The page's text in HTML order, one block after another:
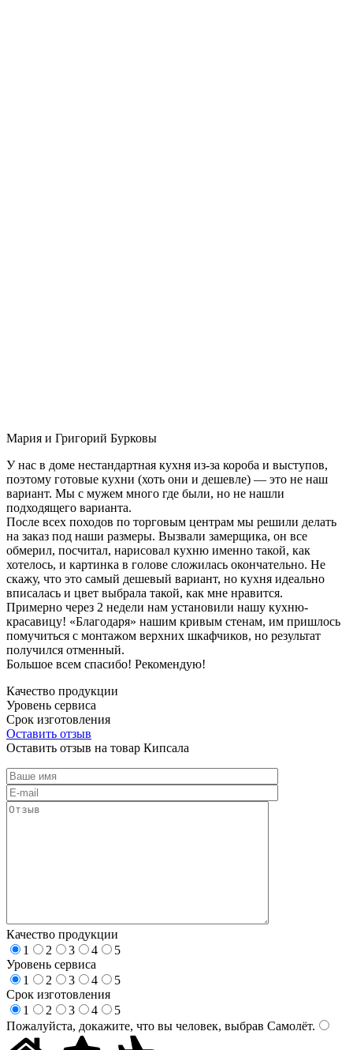
Мария и Григорий Бурковы
У нас в доме нестандартная кухня из-за короба и выступов,
поэтому готовые кухни (хоть они и дешевле) — это не наш
вариант. Мы с мужем много где были, но не нашли
подходящего варианта.
После всех походов по торговым центрам мы решили делать
на заказ под наши размеры. Вызвали замерщика, он все
обмерил, посчитал, нарисовал кухню именно такой, как
хотелось, и картинка в голове сложилась окончательно. Не
скажу, что это самый дешевый вариант, но кухня идеально
вписалась и цвет выбрала такой, как мне нравится.
Примерно через 2 недели нам установили нашу кухню-
красавицу! «Благодаря» нашим кривым стенам, им пришлось
помучиться с монтажом верхних шкафчиков, но результат
получился отменный.
Большое всем спасибо! Рекомендую!
Качество продукции
Уровень сервиса
Срок изготовления
Оставить отзыв
Оставить отзыв на товар Кипсала
Качество продукции
1
2 3 4
5
Уровень сервиса
1
2 3 4
5
Срок изготовления
1
2 3 4
5
Пожалуйста, докажите, что вы человек, выбрав Самолёт.